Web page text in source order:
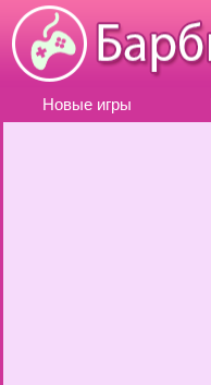
Новые игры